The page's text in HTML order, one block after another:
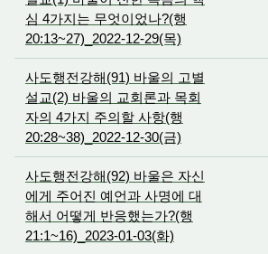
심 4가지는 무엇이었나?(행
20:13~27)_2022-12-29(목)
사도행전강해(91) 바울의 고별
설교(2) 바울의 교회론과 목회
자의 4가지 주의할 사항(행
20:28~38)_2022-12-30(금)
사도행전강해(92) 바울은 자신
에게 주어진 예언과 사명에 대
해서 어떻게 반응했는가?(행
21:1~16)_2023-01-03(화)